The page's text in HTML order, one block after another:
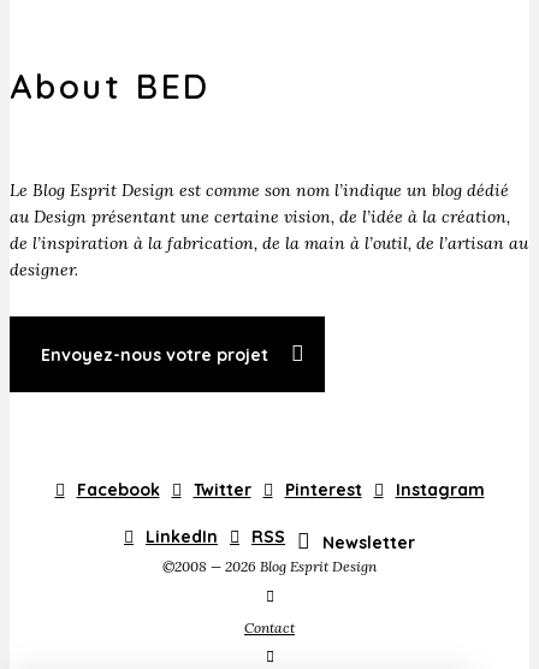
About BED
Le Blog Esprit Design est comme son nom l’indique un blog dédié
au Design présentant une certaine vision, de l’idée à la création,
de l’inspiration à la fabrication, de la main à l’outil, de l’artisan au
designer.
Envoyez-nous votre projet
Facebook Twitter Pinterest Instagram
LinkedIn RSS Newsletter
©2008 — 2026 Blog Esprit Design
Contact